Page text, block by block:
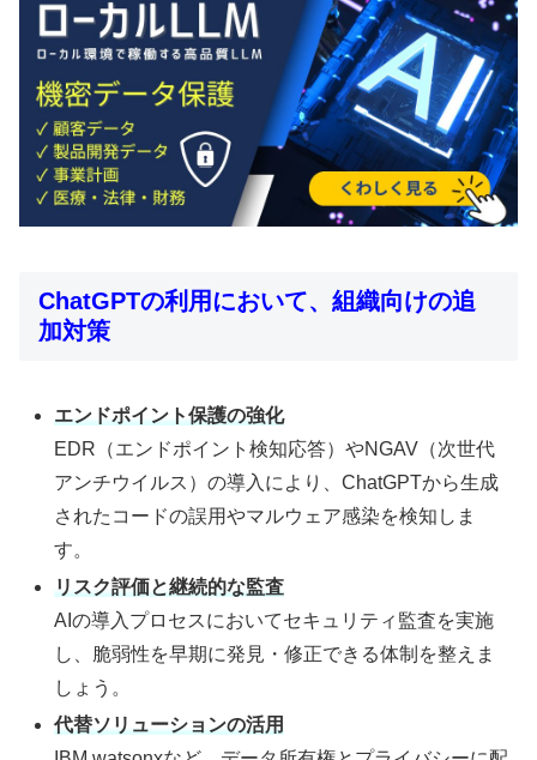
ChatGPTの利用において、組織向けの追
加対策
エンドポイント保護の強化
EDR（エンドポイント検知応答）やNGAV（次世代
アンチウイルス）の導入により、ChatGPTから生成
されたコードの誤用やマルウェア感染を検知しま
す。
リスク評価と継続的な監査
AIの導入プロセスにおいてセキュリティ監査を実施
し、脆弱性を早期に発見・修正できる体制を整えま
しょう。
代替ソリューションの活用